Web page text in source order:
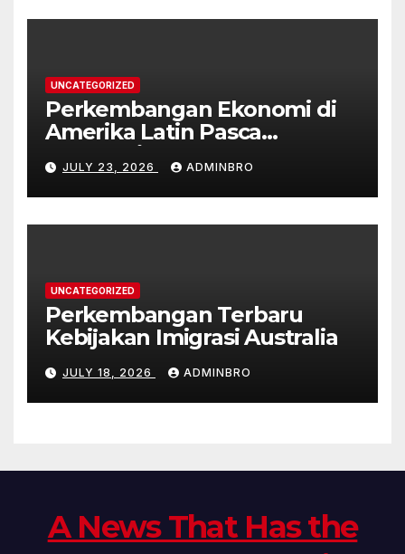
UNCATEGORIZED
Perkembangan Ekonomi di
Amerika Latin Pasca
Pandemi
JULY 23, 2026 ADMINBRO
UNCATEGORIZED
Perkembangan Terbaru
Kebijakan Imigrasi Australia
JULY 18, 2026 ADMINBRO
A News That Has the